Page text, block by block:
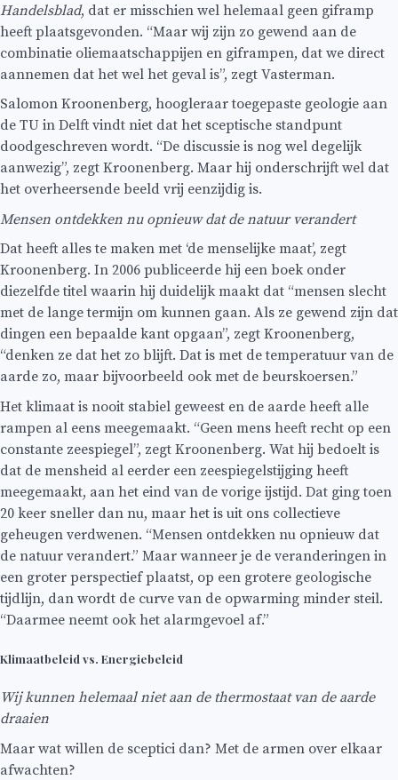
Handelsblad, dat er misschien wel helemaal geen giframp
heeft plaatsgevonden. “Maar wij zijn zo gewend aan de
combinatie oliemaatschappijen en giframpen, dat we direct
aannemen dat het wel het geval is”, zegt Vasterman.
Salomon Kroonenberg, hoogleraar toegepaste geologie aan
de TU in Delft vindt niet dat het sceptische standpunt
doodgeschreven wordt. “De discussie is nog wel degelijk
aanwezig”, zegt Kroonenberg. Maar hij onderschrijft wel dat
het overheersende beeld vrij eenzijdig is.
Mensen ontdekken nu opnieuw dat de natuur verandert
Dat heeft alles te maken met ‘de menselijke maat’, zegt
Kroonenberg. In 2006 publiceerde hij een boek onder
diezelfde titel waarin hij duidelijk maakt dat “mensen slecht
met de lange termijn om kunnen gaan. Als ze gewend zijn dat
dingen een bepaalde kant opgaan”, zegt Kroonenberg,
“denken ze dat het zo blijft. Dat is met de temperatuur van de
aarde zo, maar bijvoorbeeld ook met de beurskoersen.”
Het klimaat is nooit stabiel geweest en de aarde heeft alle
rampen al eens meegemaakt. “Geen mens heeft recht op een
constante zeespiegel”, zegt Kroonenberg. Wat hij bedoelt is
dat de mensheid al eerder een zeespiegelstijging heeft
meegemaakt, aan het eind van de vorige ijstijd. Dat ging toen
20 keer sneller dan nu, maar het is uit ons collectieve
geheugen verdwenen. “Mensen ontdekken nu opnieuw dat
de natuur verandert.” Maar wanneer je de veranderingen in
een groter perspectief plaatst, op een grotere geologische
tijdlijn, dan wordt de curve van de opwarming minder steil.
“Daarmee neemt ook het alarmgevoel af.”
Klimaatbeleid vs. Energiebeleid
Wij kunnen helemaal niet aan de thermostaat van de aarde
draaien
Maar wat willen de sceptici dan? Met de armen over elkaar
afwachten?